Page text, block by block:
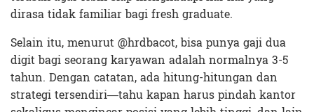
dirasa tidak familiar bagi fresh graduate.
Selain itu, menurut @hrdbacot, bisa punya gaji dua
digit bagi seorang karyawan adalah normalnya 3-5
tahun. Dengan catatan, ada hitung-hitungan dan
strategi tersendiri—tahu kapan harus pindah kantor